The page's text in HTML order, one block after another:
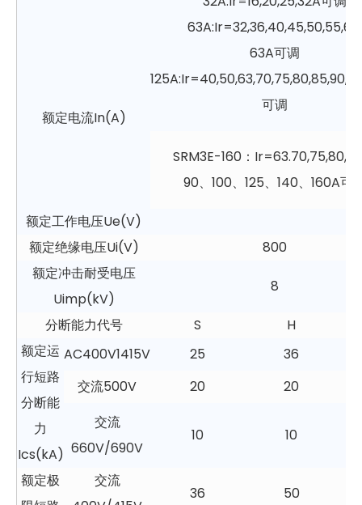
额定电流In(A)
63A:Ir=32,36,40,45,50,55,60,
63A可调
可调
SRM3E-160：
90、100、125、140、160A可
额定工作电压Ue(V)
额定绝缘电压Ui(V)
800
额定冲击耐受电压
Uimp(kV)
8
分断能力代号 S
H
额定运
行短路
分断能
力
Ics(kA)
AC400V1415V 25 36
交流500V
20 20
交流
660V/690V
10 10
额定极
交流
36 50